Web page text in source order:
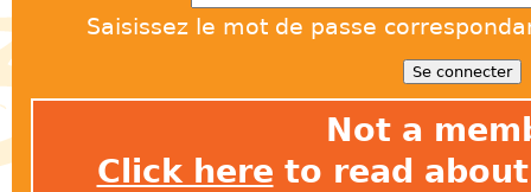
Saisissez le mot de passe
Not a
Click here to read